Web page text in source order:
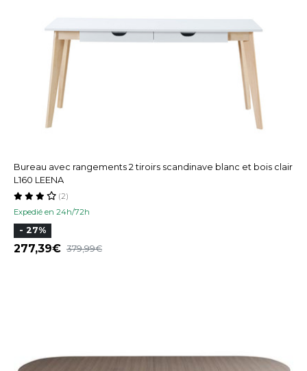
Bureau avec rangements 2 tiroirs scandinave blanc et bois clair
L160 LEENA
Expedié en 24h/72h
(2)
- 27%
277,39 379,99